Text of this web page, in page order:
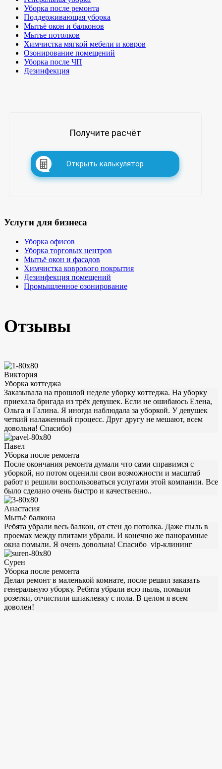
Уборка после ремонта
Поддерживающая уборка
Мытьё окон и балконов
Мытье потолков
Химчистка мягкой мебели и ковров
Озонирование помещений
Уборка после ЧП
Дезинфекция
Получите расчёт
Открыть калькулятор
Услуги для бизнеса
Уборка офисов
Уборка торговых центров
Мытьё окон и фасадов
Химчистка коврового покрытия
Дезинфекция помещений
Промышленное озонирование
Отзывы
Виктория
Уборка коттеджа
Заказывала на прошлой неделе уборку коттеджа. На уборку
приехала бригада из трёх девушек. Если не ошибаюсь Елена,
Ольга и Галина. Я иногда наблюдала за уборкой. У девушек
четкий налаженный процесс. Друг другу не мешают, всем
довольна! Спасибо)
Павел
Уборка после ремонта
После окончания ремонта думали что сами справимся с
уборкой, но потом оценили свои возможности и масштаб
работ и решили воспользоваться услугами этой компании. Все
было сделано очень быстро и качественно..
Анастасия
Мытьё балкона
Ребята убрали весь балкон, от стен до потолка. Даже пыль в
проемах между плитами убрали. И конечно же панорамные
окна помыли. Я очень довольна! Спасибо vip-клининг
Сурен
Уборка после ремонта
Делал ремонт в маленькой комнате, после решил заказать
генеральную уборку. Ребята убрали всю пыль, помыли
розетки, отчистили шпаклевку с пола. В целом я всем
доволен!